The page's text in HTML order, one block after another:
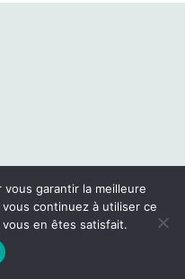
garantir la meilleure
continuez à utiliser ce
en êtes satisfait.